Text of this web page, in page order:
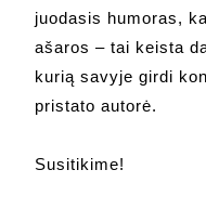
juodasis humoras,
ašaros – tai keista
kurią savyje girdi
pristato autorė.
Susitikime!